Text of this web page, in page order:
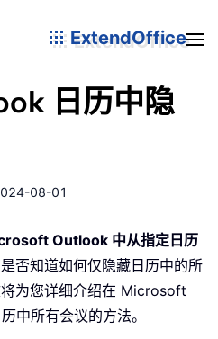
ExtendOffice
日历中隐
08-01
Outlook 中从指定日历
否知道如何仅隐藏日历中的所
为您详细介绍在 Microsoft
中所有会议的方法。